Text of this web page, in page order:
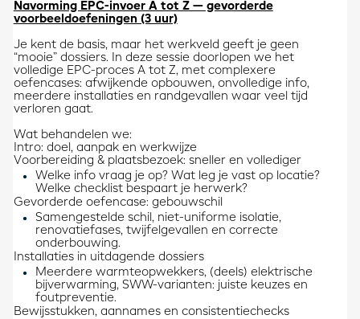
Navorming EPC-invoer A tot Z — gevorderde
voorbeeldoefeningen (3 uur)
Je kent de basis, maar het werkveld geeft je geen
“mooie” dossiers. In deze sessie doorlopen we het
volledige EPC-proces A tot Z, met complexere
oefencases: afwijkende opbouwen, onvolledige info,
meerdere installaties en randgevallen waar veel tijd
verloren gaat.
Wat behandelen we:
Intro: doel, aanpak en werkwijze
Voorbereiding & plaatsbezoek: sneller en vollediger
Welke info vraag je op? Wat leg je vast op locatie?
Welke checklist bespaart je herwerk?
Gevorderde oefencase: gebouwschil
Samengestelde schil, niet-uniforme isolatie,
renovatiefases, twijfelgevallen en correcte
onderbouwing.
Installaties in uitdagende dossiers
Meerdere warmteopwekkers, (deels) elektrische
bijverwarming, SWW-varianten: juiste keuzes en
foutpreventie.
Bewijsstukken, aannames en consistentiechecks